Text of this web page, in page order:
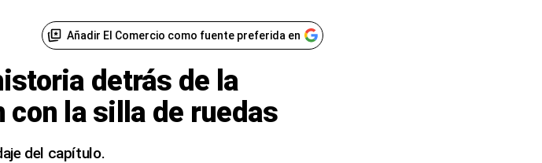
Añadir El Comercio como fuente preferida en
detrás de la
con la silla de ruedas
del capítulo.